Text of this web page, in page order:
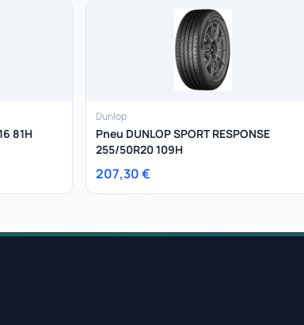
81H
Dunlop
Pneu DUNLOP SPORT RESPONSE
255/50R20 109H
207,30 €